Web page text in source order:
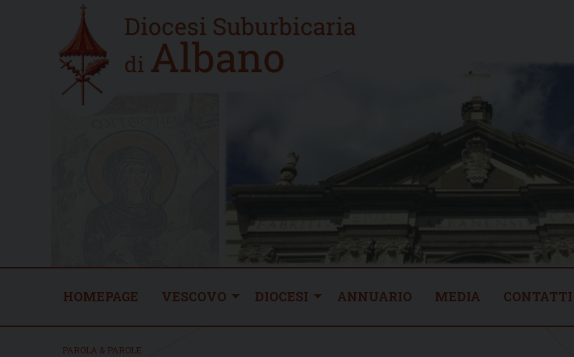
Home
new
HOMEPAGE VESCOVO DIOCESI ANNUARIO MEDIA CONTATTI
PAROLA & PAROLE